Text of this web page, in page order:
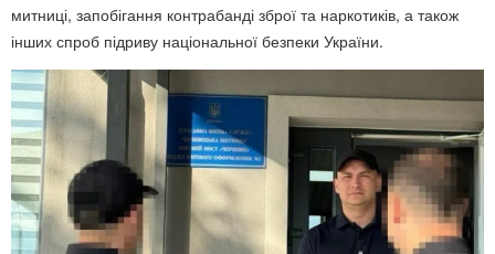
митниці, запобігання контрабанді зброї та наркотиків, а також
інших спроб підриву національної безпеки України.